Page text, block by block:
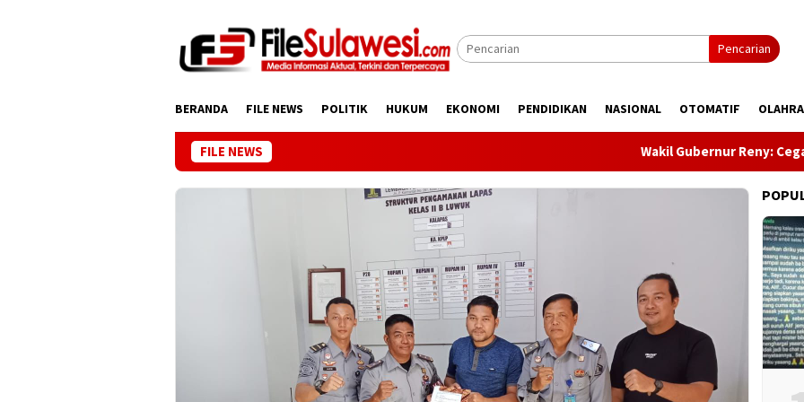
Pencarian
BERANDA FILE NEWS POLITIK HUKUM EKONOMI PENDIDIKAN NASIONAL OTOMATIF
FILE NEWS Wakil Gubernur Reny: Cegah